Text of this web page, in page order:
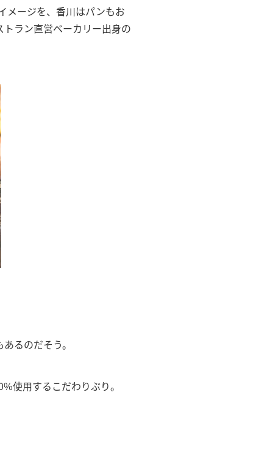
メージを、香川はパンもお
ラン直営ベーカリー出身の
るのだそう。
使用するこだわりぶり。